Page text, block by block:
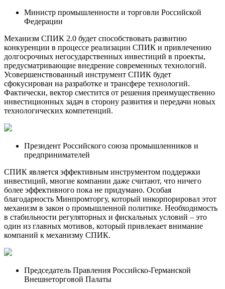
Министр промышленности и торговли Российской
Федерации
Механизм СПИК 2.0 будет способствовать развитию
конкуренции в процессе реализации СПИК и привлечению
долгосрочных негосударственных инвестиций в проекты,
предусматривающие внедрение современных технологий.
Усовершенствованный инструмент СПИК будет
сфокусирован на разработке и трансфере технологий.
Фактически, вектор сместится от решения преимущественно
инвестиционных задач в сторону развития и передачи новых
технологических компетенций.
Президент Российского союза промышленников и
предпринимателей
СПИК является эффективным инструментом поддержки
инвестиций, многие компании даже считают, что ничего
более эффективного пока не придумано. Особая
благодарность Минпромторгу, который инкорпорировал этот
механизм в закон о промышленной политике. Необходимость
в стабильности регуляторных и фискальных условий – это
один из главных мотивов, который привлекает внимание
компаний к механизму СПИК.
Председатель Правления Российско-Германской
Внешнеторговой Палаты